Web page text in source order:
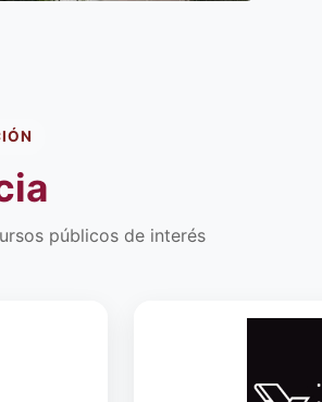
públicos de interés